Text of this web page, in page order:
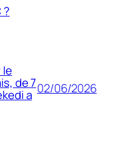
?
le
de 7
a 02/06/2026